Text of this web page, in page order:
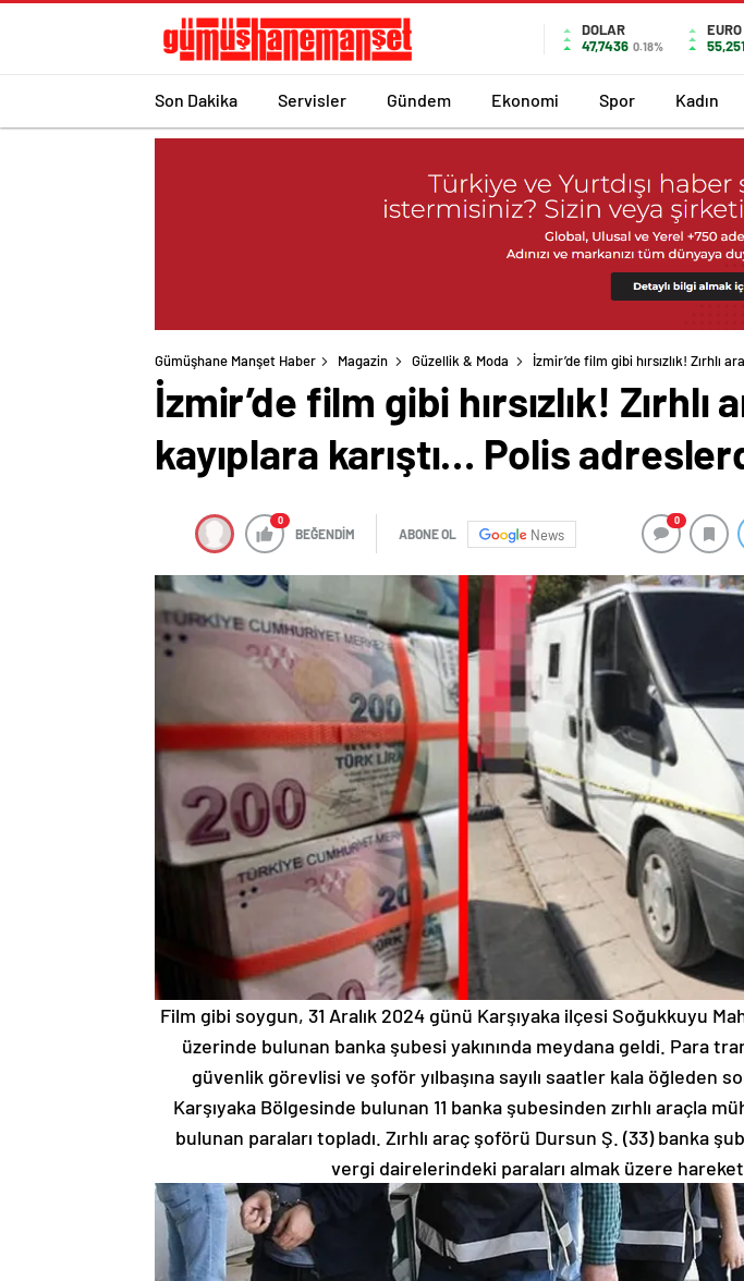
DOLAR
47,7436 0.18%
EURO
Son Dakika Servisler Gündem Ekonomi Spor Kadın
Gümüşhane Manşet Haber Magazin Güzellik & Moda İzmir’de film gibi hırsızlık!
İzmir’de film gibi hırsızlık!
kayıplara karıştı… Polis
0
BEĞENDİM ABONE OL News
0
Film gibi soygun, 31 Aralık 2024 günü Karşıyaka ilçesi Soğukkuyu
üzerinde bulunan banka şubesi yakınında meydana geldi. Para
güvenlik görevlisi ve şoför yılbaşına sayılı saatler kala öğleden
Karşıyaka Bölgesinde bulunan 11 banka şubesinden zırhlı araçla
bulunan paraları topladı. Zırhlı araç şoförü Dursun Ş. (33) banka
vergi dairelerindeki paraları almak üzere